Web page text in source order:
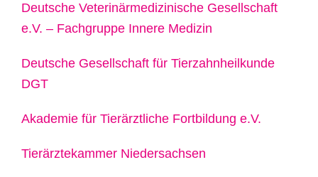
Deutsche Veterinärmedizinische Gesellschaft
e.V. – Fachgruppe Innere Medizin
Deutsche Gesellschaft für Tierzahnheilkunde
DGT
Akademie für Tierärztliche Fortbildung e.V.
Tierärztekammer Niedersachsen